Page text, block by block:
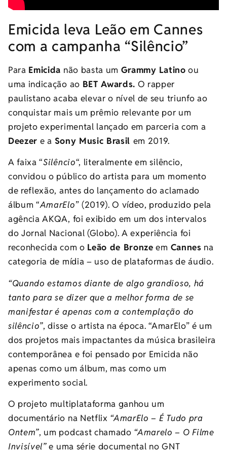
Emicida leva Leão em Cannes
com a campanha “Silêncio”
Para Emicida não basta um Grammy Latino ou
uma indicação ao BET Awards. O rapper
paulistano acaba elevar o nível de seu triunfo ao
conquistar mais um prêmio relevante por um
projeto experimental lançado em parceria com a
Deezer e a Sony Music Brasil em 2019.
A faixa “Silêncio“, literalmente em silêncio,
convidou o público do artista para um momento
de reflexão, antes do lançamento do aclamado
álbum “AmarElo” (2019). O vídeo, produzido pela
agência AKQA, foi exibido em um dos intervalos
do Jornal Nacional (Globo). A experiência foi
reconhecida com o Leão de Bronze em Cannes na
categoria de mídia – uso de plataformas de áudio.
“Quando estamos diante de algo grandioso, há
tanto para se dizer que a melhor forma de se
manifestar é apenas com a contemplação do
silêncio”, disse o artista na época. “AmarElo” é um
dos projetos mais impactantes da música brasileira
contemporânea e foi pensado por Emicida não
apenas como um álbum, mas como um
experimento social.
O projeto multiplataforma ganhou um
documentário na Netflix “AmarElo – É Tudo pra
Ontem”, um podcast chamado “Amarelo – O Filme
Invisível”e uma série documental no GNT